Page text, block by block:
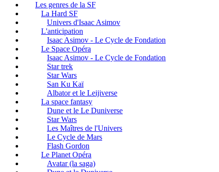
Les genres de la SF
La Hard SF
Univers d'Isaac Asimov
L'anticipation
Isaac Asimov - Le Cycle de Fondation
Le Space Opéra
Isaac Asimov - Le Cycle de Fondation
Star trek
Star Wars
San Ku Kaï
Albator et le Leijiverse
La space fantasy
Dune et le Le Duniverse
Star Wars
Les Maîtres de l'Univers
Le Cycle de Mars
Flash Gordon
Le Planet Opéra
Avatar (la saga)